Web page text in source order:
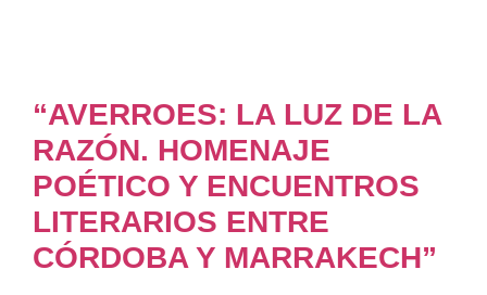
“AVERROES: LA LUZ DE LA
RAZÓN. HOMENAJE
POÉTICO Y ENCUENTROS
LITERARIOS ENTRE
CÓRDOBA Y MARRAKECH”